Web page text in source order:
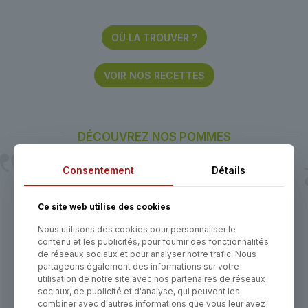
OÙ LA TROUVER ?
VOIR NOS RECETTES
DÉCOUVREZ NOS POMMES
variétés de pommes en IGP !
Consentement Détails
Ce site web utilise des cookies
Nous utilisons des cookies pour personnaliser le
contenu et les publicités, pour fournir des fonctionnalités
de réseaux sociaux et pour analyser notre trafic. Nous
partageons également des informations sur votre
utilisation de notre site avec nos partenaires de réseaux
sociaux, de publicité et d'analyse, qui peuvent les
combiner avec d'autres informations que vous leur avez